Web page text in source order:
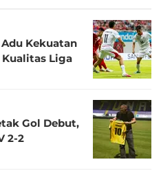
Adu Kekuatan
Liga
Gol Debut,
2-2